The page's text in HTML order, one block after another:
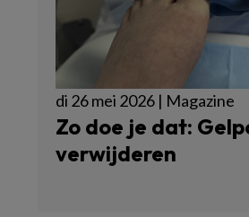
di 26 mei 2026 | Magazine
Zo doe je dat:
verwijderen